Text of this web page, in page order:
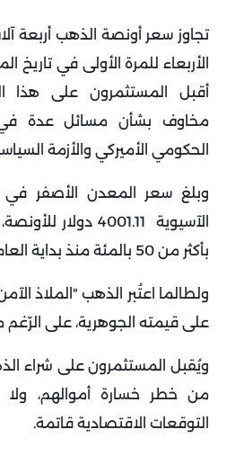
تجاوز سعر أونصة الذهب أربعة
الأربعاء للمرة الأولى في تاريخ
أقبل المستثمرون على هذا
مخاوف بشأن مسائل عدة في
الحكومي الأميركي والأزمة
وبلغ سعر المعدن الأصفر في
الآسيوية 4001.11
بأكثر من 50 بالمئة منذ بداية العام
ولطالما اعتُبر الذهب "الملاذ
على قيمته الجوهرية، على الرّغم
ويُقبل المستثمرون على شراء
من خطر خسارة أموالهم،
التوقعات الاقتصادية قاتمة.